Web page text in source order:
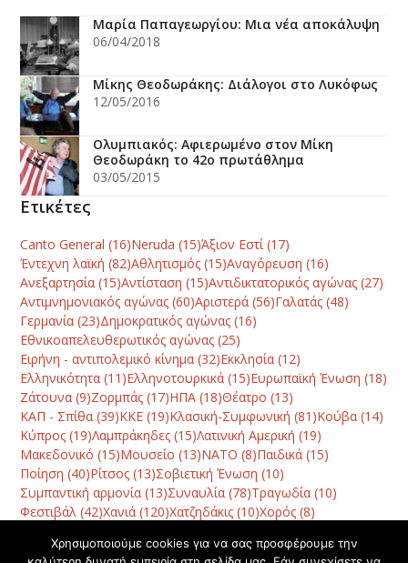
Μαρία Παπαγεωργίου: Μια νέα αποκάλυψη
06/04/2018
Μίκης Θεοδωράκης: Διάλογοι στο Λυκόφως
12/05/2016
Ολυμπιακός: Αφιερωμένο στον Μίκη
Θεοδωράκη το 42ο πρωτάθλημα
03/05/2015
Ετικέτες
Canto General (16)Neruda (15)Άξιον Εστί(17)
Έντεχνη λαϊκή (82)Αθλητισμός (15)Αναγόρευση (16)
Ανεξαρτησία (15)Αντίσταση (15)Αντιδικτατορικός αγώνας (27)
Αντιμνημονιακός αγώνας (60)Αριστερά (56)Γαλατάς (48)
Γερμανία (23)Δημοκρατικός αγώνας (16)
Εθνικοαπελευθερωτικός αγώνας (25)
Ειρήνη - αντιπολεμικό κίνημα (32)Εκκλησία (12)
Ελληνικότητα (11)Ελληνοτουρκικά (15)Ευρωπαϊκή Ένωση (18)
Ζάτουνα (9)Ζορμπάς (17)ΗΠΑ (18)Θέατρο (13)
ΚΑΠ - Σπίθα (39)ΚΚΕ (19)Κλασική-Συμφωνική (81)Κούβα (14)
Κύπρος (19)Λαμπράκηδες (15)Λατινική Αμερική (19)
Μακεδονικό (15)Μουσείο (13)ΝΑΤΟ (8)Παιδικά (15)
Ποίηση (40)Ρίτσος (13)Σοβιετική Ένωση (10)
Συμπαντική αρμονία (13)Συναυλία (78)Τραγωδία (10)
Φεστιβάλ (42)Χανιά (120)Χατζηδάκις (10)Χορός (8)
Χρησιμοποιούμε cookies για να σας προσφέρουμε την